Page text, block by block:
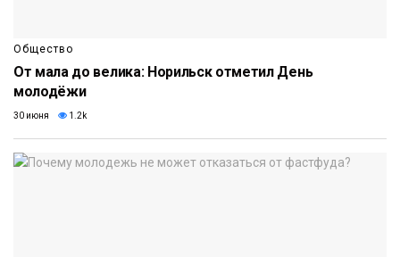
Общество
От мала до велика: Норильск отметил День
молодёжи
30 июня 1.2k